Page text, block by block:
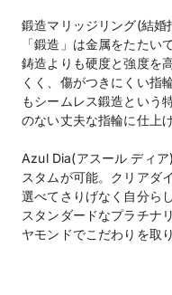
鍛造マリッジリング(結婚
「鍛造」は金属をたたい
鋳造よりも硬度と強度を
くく、傷がつきにくい指
もシームレス鍛造という
のない丈夫な指輪に仕上
Azul Dia(アスール ディ
スタムが可能。クリアダ
選べてさりげなく自分ら
スタンダードなプラチナ
ヤモンドでこだわりを取